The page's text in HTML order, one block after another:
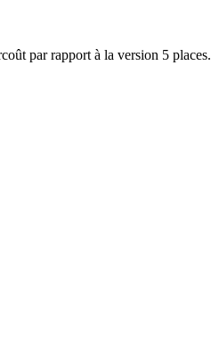
par rapport à la version 5 places.